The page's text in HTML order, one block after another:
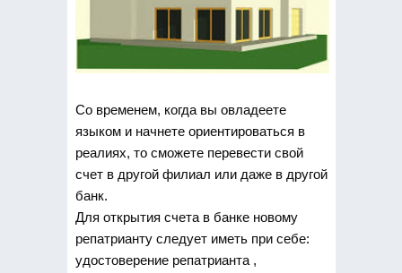
Со временем, когда вы овладеете
языком и начнете ориентироваться в
реалиях, то сможете перевести свой
счет в другой филиал или даже в другой
банк.
Для открытия счета в банке новому
репатрианту следует иметь при себе:
удостоверение репатрианта ,